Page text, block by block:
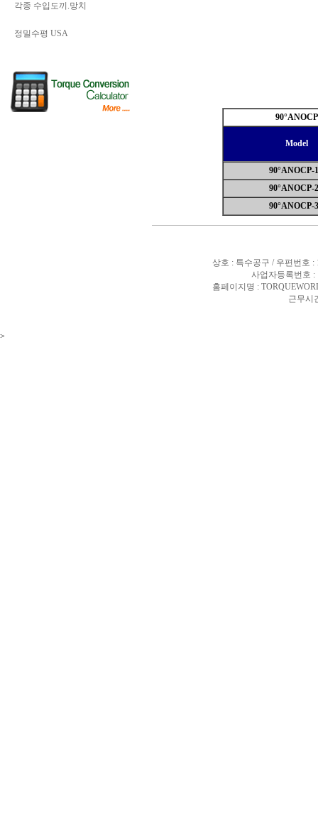
각종 수입도끼.망치
정밀수평 USA
90°ANOCP
Model
90°ANOCP-
90°ANOCP-
90°ANOCP-
상호 : 특수공구 / 우편번호 :
사업자등록번호 :
홈페이지명 :
근무시
>